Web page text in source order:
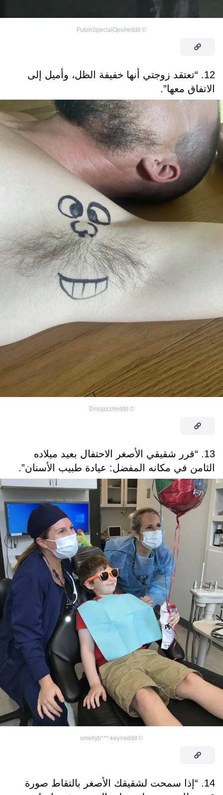
©
FutonSpecialOps/reddit
12. “تعتقد زوجتي أنها خفيفة الظل، وأميل إلى
الاتفاق معها”.
©
Dmopzz/reddit
13. “قرر شقيقي الأصغر الاحتفال بعيد ميلاده
الثامن في مكانه المفضل: عيادة طبيب الأسنان”.
©
smellyb***-key/reddit
14. “إذا سمحت لشقيقك الأصغر بالتقاط صورة